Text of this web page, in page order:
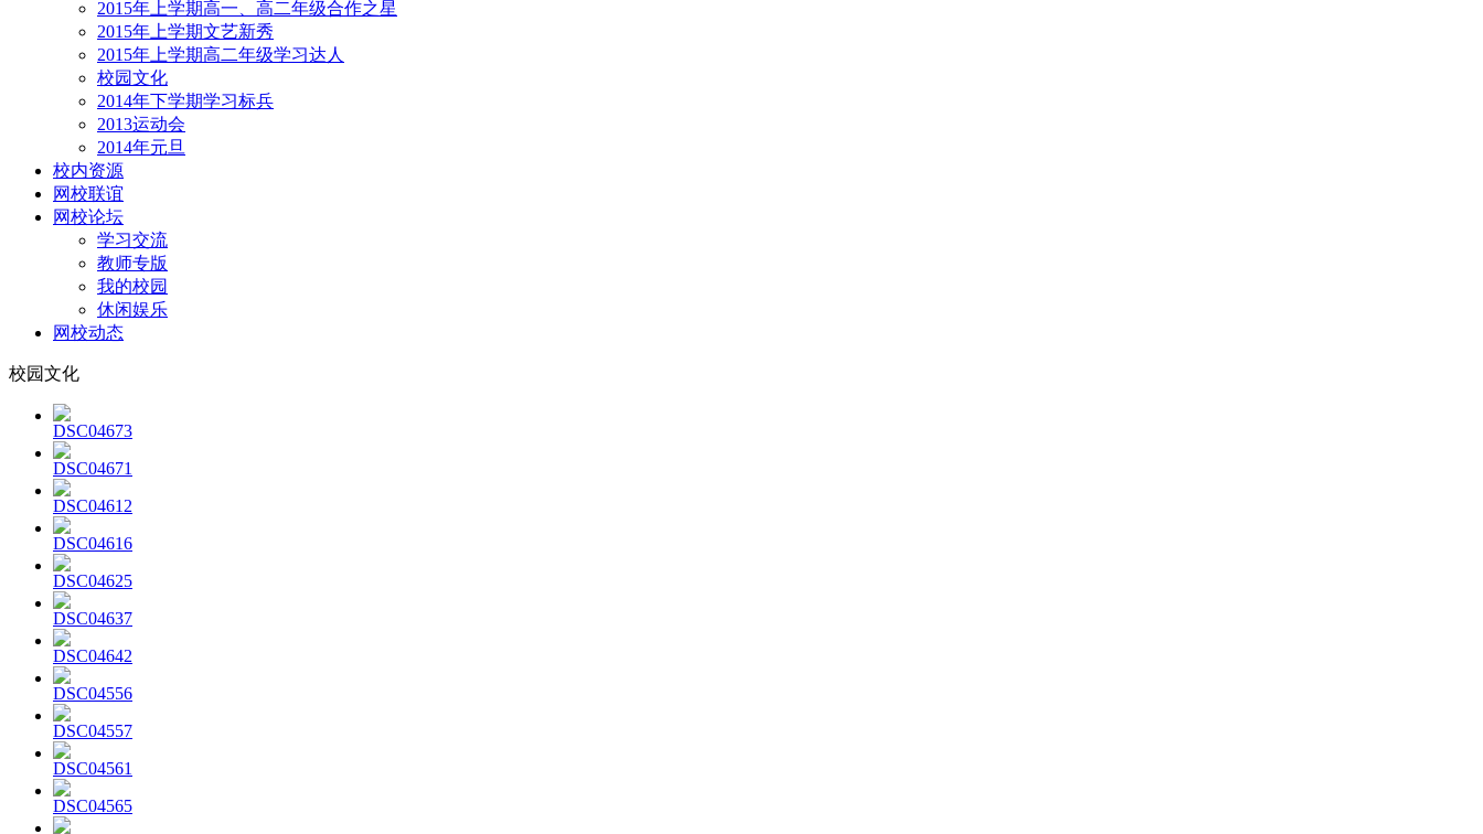
2015年上学期高一、高二年级合作之星
2015年上学期文艺新秀
2015年上学期高二年级学习达人
校园文化
2014年下学期学习标兵
2013运动会
2014年元旦
校内资源
网校联谊
网校论坛
学习交流
教师专版
我的校园
休闲娱乐
网校动态
校园文化
DSC04673
DSC04671
DSC04612
DSC04616
DSC04625
DSC04637
DSC04642
DSC04556
DSC04557
DSC04561
DSC04565